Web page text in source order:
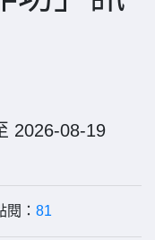
2026-08-19
： 81